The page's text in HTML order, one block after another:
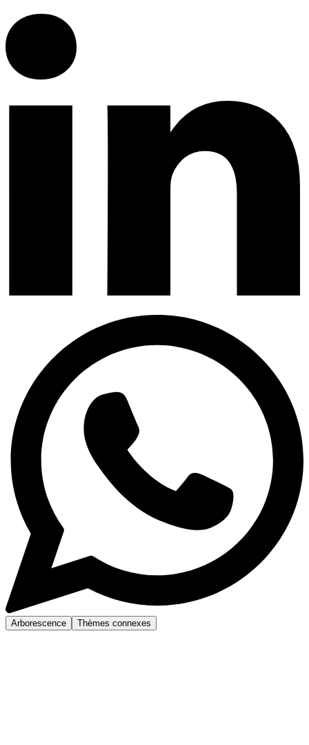
Arborescence Thèmes connexes